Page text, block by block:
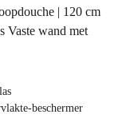
| 120 cm
Vaste wand met
beschermer